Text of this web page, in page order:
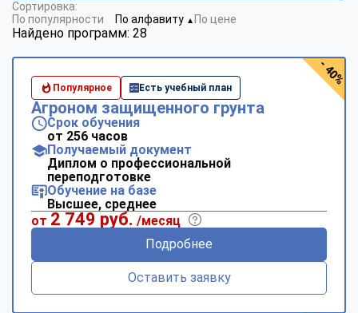
Найдено программ: 28
Сортировка:
По популярности
По алфавиту ▼ По цене
Популярное Есть учебный план
Агроном защищенного грунта
Срок обучения
от 256 часов
Получаемый документ
Диплом о профессиональной
переподготовке
Обучение на базе
Высшее, среднее
от 2 749 руб. /месяц
Подробнее
Оставить заявку
- 40%